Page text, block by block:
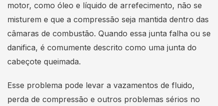
motor, como óleo e líquido de arrefecimento, não se
misturem e que a compressão seja mantida dentro das
câmaras de combustão. Quando essa junta falha ou se
danifica, é comumente descrito como uma junta do
cabeçote queimada.
Esse problema pode levar a vazamentos de fluido,
perda de compressão e outros problemas sérios no